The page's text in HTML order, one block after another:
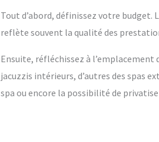
Tout d’abord, définissez votre budget.
reflète souvent la qualité des
Ensuite, réfléchissez à
jacuzzis intérieurs, d’autres des spas
spa ou encore la possibilité de